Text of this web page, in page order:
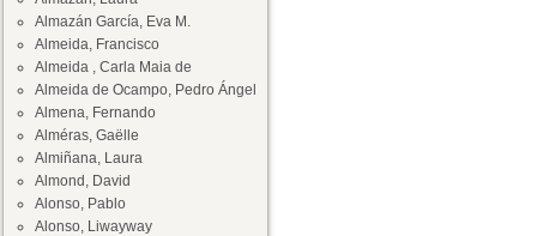
Almazán García, Eva M.
Almeida, Francisco
Almeida , Carla Maia de
Almeida de Ocampo, Pedro Ángel
Almena, Fernando
Alméras, Gaëlle
Almiñana, Laura
Almond, David
Alonso, Pablo
Alonso, Liwayway